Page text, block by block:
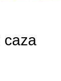
caza